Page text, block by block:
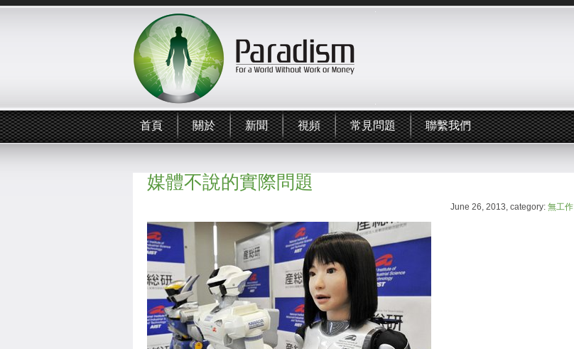
首頁 關於 新聞 視頻 常見問題 聯繫我們
媒體不說的實際問題
June 26, 2013, category: 無工作